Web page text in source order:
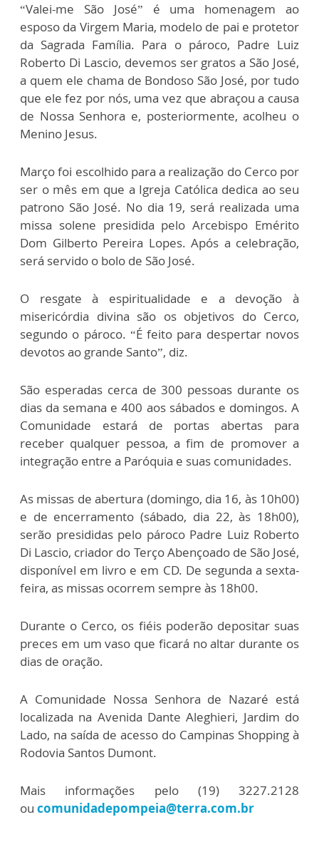
“Valei-me São José” é uma homenagem ao
esposo da Virgem Maria, modelo de pai e protetor
da Sagrada Família. Para o pároco, Padre Luiz
Roberto Di Lascio, devemos ser gratos a São José,
a quem ele chama de Bondoso São José, por tudo
que ele fez por nós, uma vez que abraçou a causa
de Nossa Senhora e, posteriormente, acolheu o
Menino Jesus.
Março foi escolhido para a realização do Cerco por
ser o mês em que a Igreja Católica dedica ao seu
patrono São José. No dia 19, será realizada uma
missa solene presidida pelo Arcebispo Emérito
Dom Gilberto Pereira Lopes. Após a celebração,
será servido o bolo de São José.
O resgate à espiritualidade e a devoção à
misericórdia divina são os objetivos do Cerco,
segundo o pároco. “É feito para despertar novos
devotos ao grande Santo”, diz.
São esperadas cerca de 300 pessoas durante os
dias da semana e 400 aos sábados e domingos. A
Comunidade estará de portas abertas para
receber qualquer pessoa, a fim de promover a
integração entre a Paróquia e suas comunidades.
As missas de abertura (domingo, dia 16, às 10h00)
e de encerramento (sábado, dia 22, às 18h00),
serão presididas pelo pároco Padre Luiz Roberto
Di Lascio, criador do Terço Abençoado de São José,
disponível em livro e em CD. De segunda a sexta-
feira, as missas ocorrem sempre às 18h00.
Durante o Cerco, os fiéis poderão depositar suas
preces em um vaso que ficará no altar durante os
dias de oração.
A Comunidade Nossa Senhora de Nazaré está
localizada na Avenida Dante Aleghieri, Jardim do
Lado, na saída de acesso do Campinas Shopping à
Rodovia Santos Dumont.
Mais informações pelo (19) 3227.2128
ou comunidadepompeia@terra.com.br